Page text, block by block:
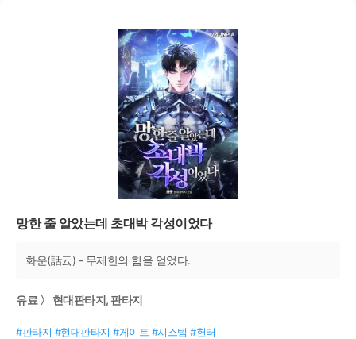
망한 줄 알았는데 초대박 각성이었다
화운(話云) - 무제한의 힘을 얻었다.
유료 〉 현대판타지, 판타지
#판타지 #현대판타지 #게이트 #시스템 #헌터